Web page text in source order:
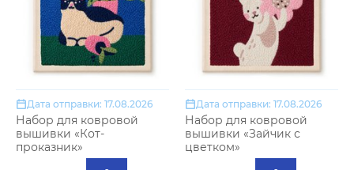
Дата отправки: 17.08.2026
Набор для ковровой
вышивки «Кот-
проказник»
Дата отправки: 17.08.2026
Набор для ковровой
вышивки «Зайчик с
цветком»